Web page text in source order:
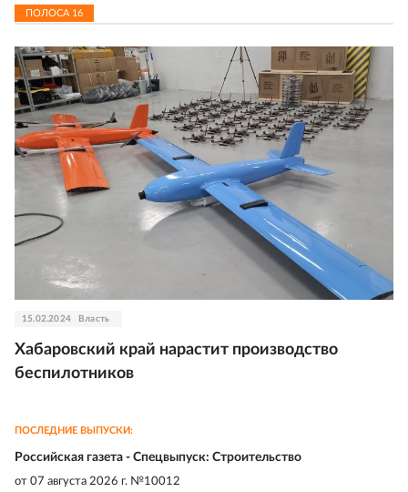
ПОЛОСА 16
15.02.2024 Власть
Хабаровский край нарастит производство
беспилотников
ПОСЛЕДНИЕ ВЫПУСКИ:
Российская газета - Спецвыпуск: Строительство
от 07 августа 2026 г. №10012